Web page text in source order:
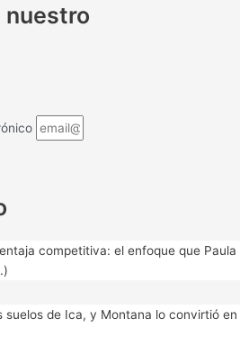
nuestro
competitiva: el enfoque que Paula
suelos de Ica, y Montana lo convirtió en